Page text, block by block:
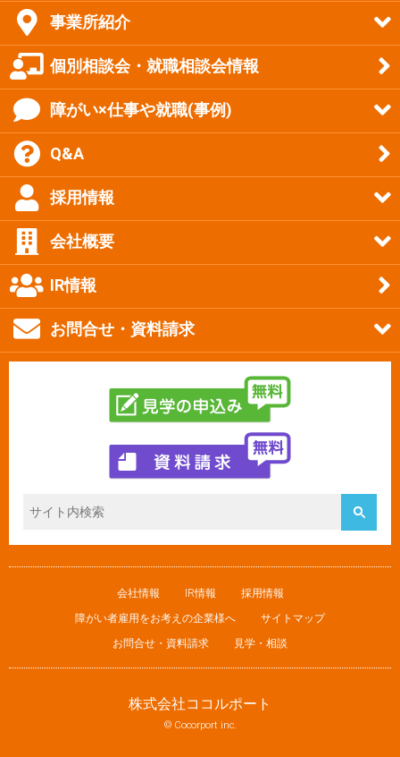
事業所紹介
個別相談会・就職相談会情報
障がい×仕事や就職(事例)
Q&A
採用情報
会社概要
IR情報
お問合せ・資料請求
会社情報 IR情報
採用情報
障がい者雇用をお考えの企業様へ
サイトマップ
お問合せ・資料請求
見学・相談
株式会社ココルポート
© Cocorport inc.